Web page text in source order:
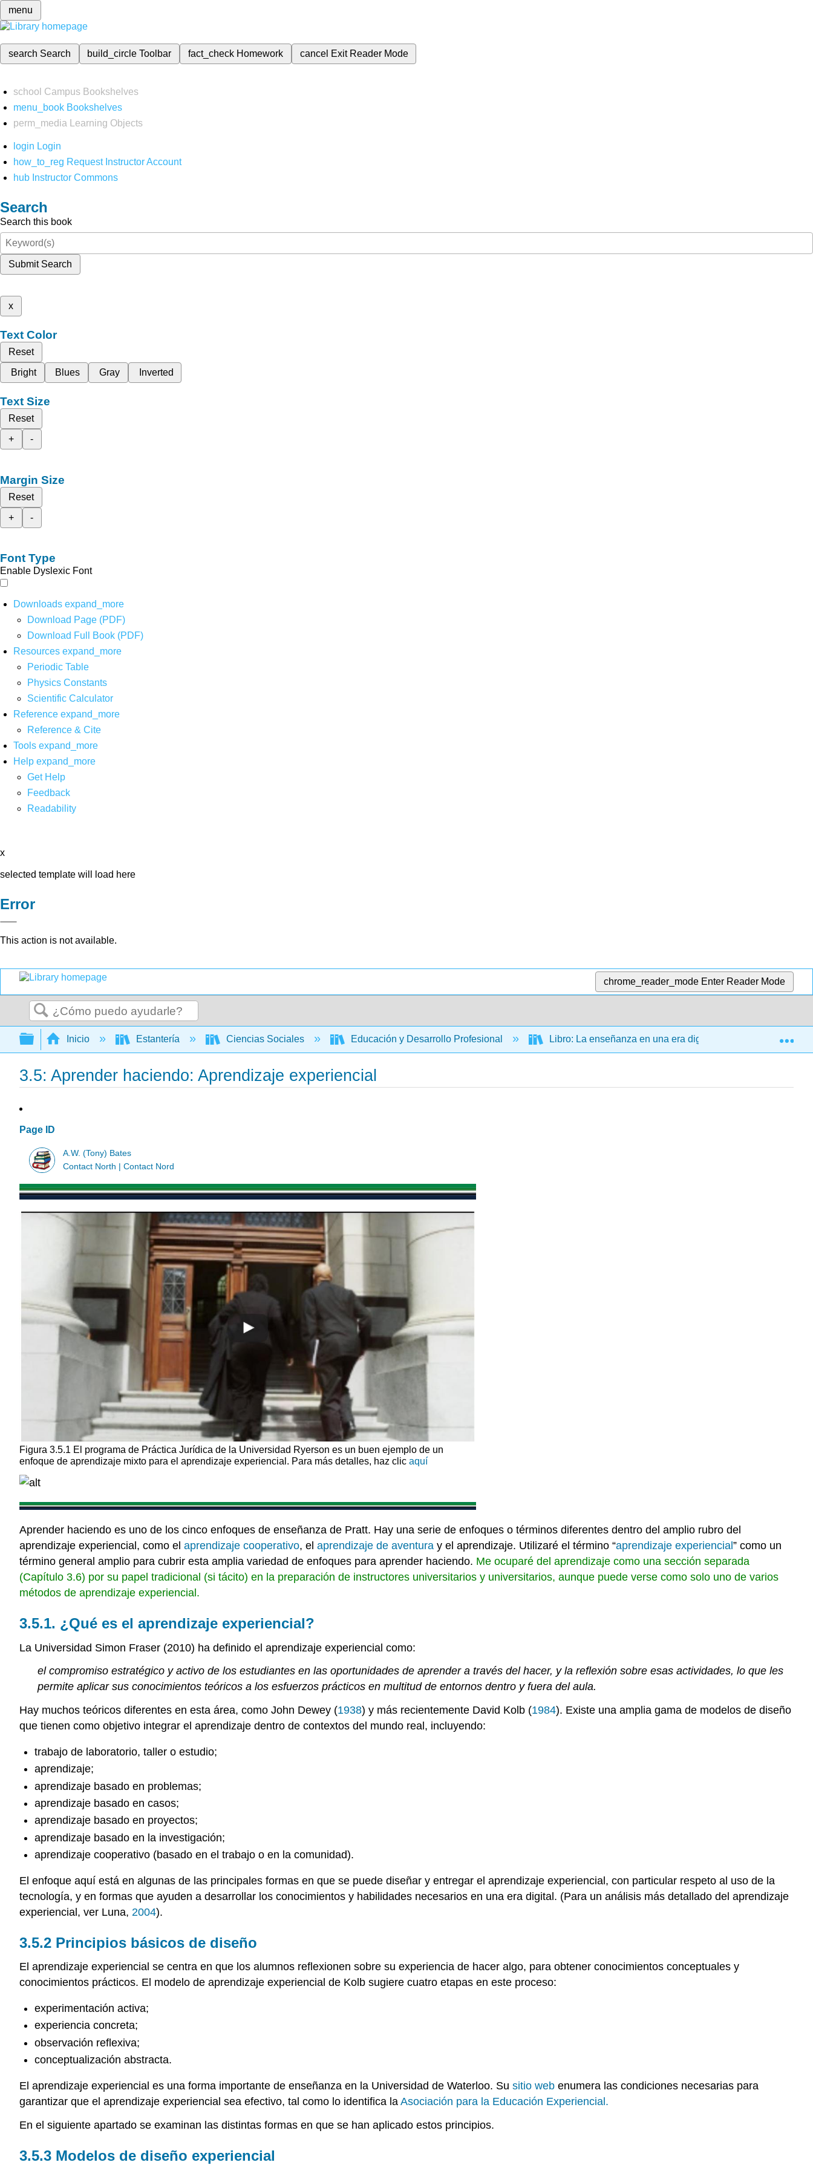
menu
search Search build_circleToolbar fact_check Homework cancel Exit Reader Mode
school Campus Bookshelves
menu_book Bookshelves
perm_media
Learning Objects
login Login
how_to_reg Request Instructor Account
hub Instructor Commons
Search
Search this book
Submit Search
x
Text Color
Reset
Bright
Blues Gray Inverted
Text Size
Reset
+
-
Margin Size
Reset
+
-
Font Type
Enable Dyslexic Font
Downloads expand_more
Download Page (PDF)
Download Full Book (PDF)
Resources expand_more
Periodic Table
Physics Constants
Scientific Calculator
Reference expand_more
Reference & Cite
Tools expand_more
Help expand_more
Get Help
Feedback
Readability
x
selected template will load here
Error
This action is not available.
chrome_reader_mode Enter Reader Mode
Buscar
Expandir/contraer jerarquía global
Inicio Estantería Ciencias Sociales Educación y Desarrollo Profesional Libro: La enseñanza en una era digital 2Ed. (Bates)
3.5: Aprender haciendo: Aprendizaje experiencial
Page ID
A.W. (Tony) Bates
Contact North | Contact Nord
Figura 3.5.1 El programa de Práctica Jurídica de la Universidad Ryerson es un buen ejemplo de un
enfoque de aprendizaje mixto para el aprendizaje experiencial. Para más detalles, haz clic aquí
Aprender haciendo es uno de los cinco enfoques de enseñanza de Pratt. Hay una serie de enfoques o términos diferentes dentro del amplio rubro del
aprendizaje experiencial, como el aprendizaje cooperativo, el aprendizaje de aventura y el aprendizaje. Utilizaré el término “aprendizaje experiencial” como un
término general amplio para cubrir esta amplia variedad de enfoques para aprender haciendo. Me ocuparé del aprendizaje como una sección separada
(Capítulo 3.6) por su papel tradicional (si tácito) en la preparación de instructores universitarios y universitarios, aunque puede verse como solo uno de varios
métodos de aprendizaje experiencial.
3.5.1. ¿Qué es el aprendizaje experiencial?
La Universidad Simon Fraser (2010) ha definido el aprendizaje experiencial como:
el compromiso estratégico y activo de los estudiantes en las oportunidades de aprender a través del hacer, y la reflexión sobre esas actividades, lo que les
permite aplicar sus conocimientos teóricos a los esfuerzos prácticos en multitud de entornos dentro y fuera del aula.
Hay muchos teóricos diferentes en esta área, como John Dewey (1938) y más recientemente David Kolb (1984). Existe una amplia gama de modelos de diseño
que tienen como objetivo integrar el aprendizaje dentro de contextos del mundo real, incluyendo:
trabajo de laboratorio, taller o estudio;
aprendizaje;
aprendizaje basado en problemas;
aprendizaje basado en casos;
aprendizaje basado en proyectos;
aprendizaje basado en la investigación;
aprendizaje cooperativo (basado en el trabajo o en la comunidad).
El enfoque aquí está en algunas de las principales formas en que se puede diseñar y entregar el aprendizaje experiencial, con particular respeto al uso de la
tecnología, y en formas que ayuden a desarrollar los conocimientos y habilidades necesarios en una era digital. (Para un análisis más detallado del aprendizaje
experiencial, ver Luna, 2004).
3.5.2 Principios básicos de diseño
El aprendizaje experiencial se centra en que los alumnos reflexionen sobre su experiencia de hacer algo, para obtener conocimientos conceptuales y
conocimientos prácticos. El modelo de aprendizaje experiencial de Kolb sugiere cuatro etapas en este proceso:
experimentación activa;
experiencia concreta;
observación reflexiva;
conceptualización abstracta.
El aprendizaje experiencial es una forma importante de enseñanza en la Universidad de Waterloo. Su sitio web enumera las condiciones necesarias para
garantizar que el aprendizaje experiencial sea efectivo, tal como lo identifica la Asociación para la Educación Experiencial.
En el siguiente apartado se examinan las distintas formas en que se han aplicado estos principios.
3.5.3 Modelos de diseño experiencial